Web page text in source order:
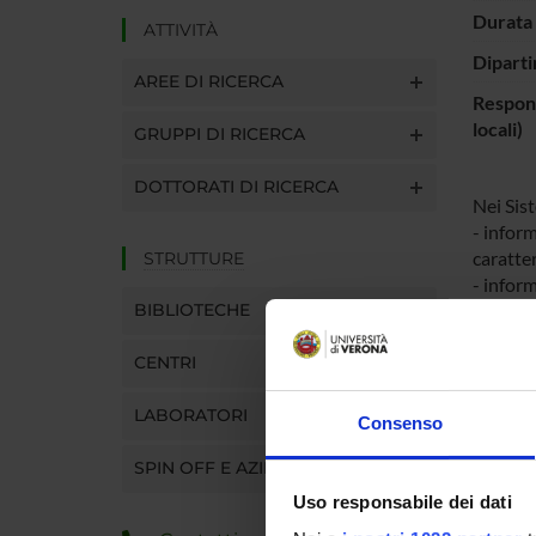
Consenso
Uso responsabile dei dati
ATTIVITÀ
AREE DI RICERCA
GRUPPI DI RICERCA
DOTTORATI DI RICERCA
STRUTTURE
BIBLIOTECHE
CENTRI
LABORATORI
SPIN OFF E AZIENDE
Durata
locali)
Nei
-
-
-
Per
In
nel